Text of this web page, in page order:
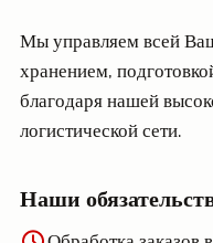
Мы управляем всей
хранением,
благодаря нашей
логистической сети.
Наши